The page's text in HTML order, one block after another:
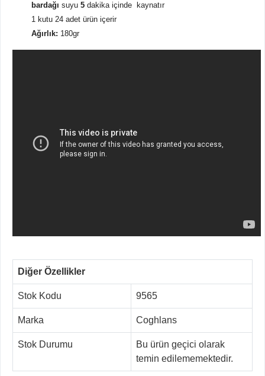
bardağı suyu 5 dakika içinde
kaynatır
1 kutu 24 adet ürün içerir
Ağırlık: 180gr
Diğer Özellikler
Stok Kodu 9565
Marka Coghlans
Stok Durumu
Bu ürün geçici olarak
temin edilememektedir.